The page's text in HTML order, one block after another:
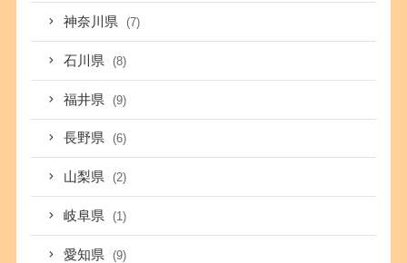
神奈川県 (7)
石川県 (8)
福井県 (9)
長野県 (6)
山梨県 (2)
岐阜県 (1)
愛知県 (9)